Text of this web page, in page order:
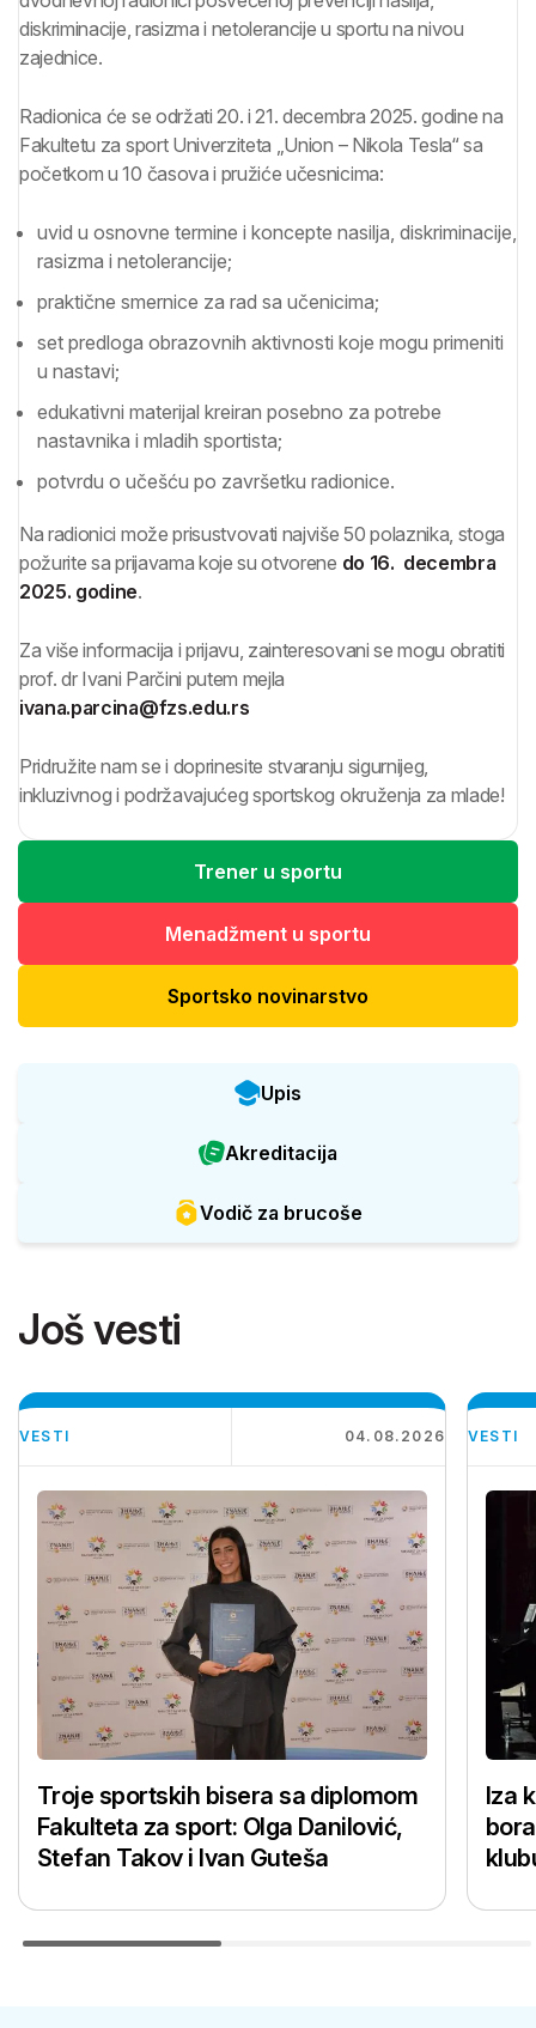
diskriminacije, rasizma i netolerancije u sportu na nivou
zajednice.
Radionica će se održati 20. i 21. decembra 2025. godine na
Fakultetu za sport Univerziteta „Union – Nikola Tesla“ sa
početkom u 10 časova i pružiće učesnicima:
uvid u osnovne termine i koncepte nasilja, diskriminacije,
rasizma i netolerancije;
praktične smernice za rad sa učenicima;
set predloga obrazovnih aktivnosti koje mogu primeniti
u nastavi;
edukativni materijal kreiran posebno za potrebe
nastavnika i mladih sportista;
potvrdu o učešću po završetku radionice.
Na radionici može prisustvovati najviše 50 polaznika, stoga
požurite sa prijavama koje su otvorene do 16. decembra
2025. godine.
Za više informacija i prijavu, zainteresovani se mogu obratiti
prof. dr Ivani Parčini putem mejla
ivana.parcina@fzs.edu.rs
Pridružite nam se i doprinesite stvaranju sigurnijeg,
inkluzivnog i podržavajućeg sportskog okruženja za mlade!
Trener u sportu
Menadžment u sportu
Sportsko novinarstvo
Upis
Akreditacija
Vodič za brucoše
Još vesti
VESTI 04.08.2026
Troje sportskih bisera sa diplomom
Fakulteta za sport: Olga Danilović,
Stefan Takov i Ivan Guteša
VESTI
Iza